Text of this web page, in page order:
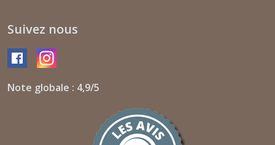
Suivez nous
Note globale : 4,9/5